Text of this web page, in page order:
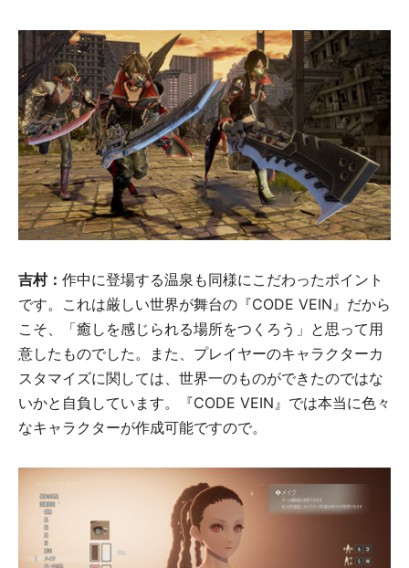
吉村： 作中に登場する温泉も同様にこだわったポイント
です。これは厳しい世界が舞台の『CODE VEIN』だから
こそ、「癒しを感じられる場所をつくろう」と思って用
意したものでした。また、プレイヤーのキャラクターカ
スタマイズに関しては、世界一のものができたのではな
いかと自負しています。『CODE VEIN』では本当に色々
なキャラクターが作成可能ですので。